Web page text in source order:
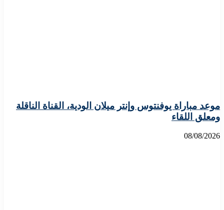
موعد مباراة يوفنتوس وإنتر ميلان الودية، القناة الناقلة
ومعلق اللقاء
08/08/2026